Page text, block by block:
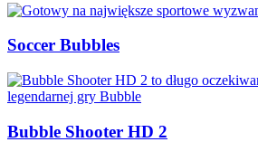
Soccer Bubbles
Bubble Shooter HD 2